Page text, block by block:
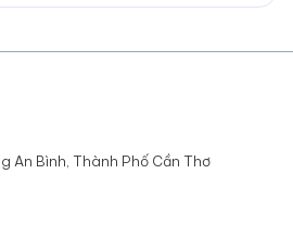
An Bình, Thành Phố Cần Thơ